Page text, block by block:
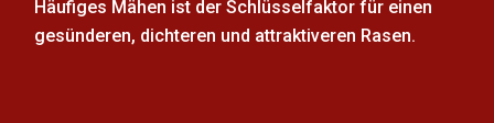
Häufiges Mähen ist der Schlüsselfaktor für einen
gesünderen, dichteren und attraktiveren Rasen.